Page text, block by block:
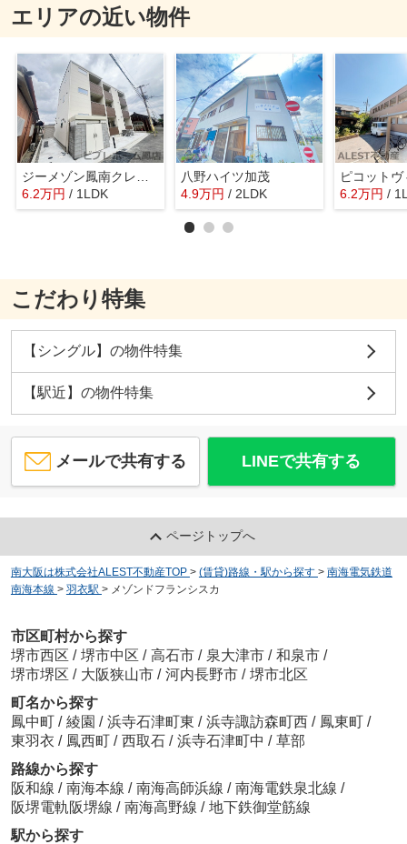
エリアの近い物件
ジーメゾン鳳南クレール
6.2万円 / 1LDK
八野ハイツ加茂
4.9万円 / 2LDK
ピコット
6.2万円 /
こだわり特集
【シングル】の物件特集
【駅近】の物件特集
メールで共有する LINEで共有する
ページトップへ
南大阪は株式会社ALEST不動産TOP > (賃貸)路線・駅から探す > 南海電気鉄道
南海本線 > 羽衣駅 > メゾンドフランシスカ
市区町村から探す
堺市西区 / 堺市中区 / 高石市 / 泉大津市 / 和泉市 /
堺市堺区 / 大阪狭山市 / 河内長野市 / 堺市北区
町名から探す
鳳中町 / 綾園 / 浜寺石津町東 / 浜寺諏訪森町西 / 鳳東町 /
東羽衣 / 鳳西町 / 西取石 / 浜寺石津町中 / 草部
路線から探す
阪和線 / 南海本線 / 南海高師浜線 / 南海電鉄泉北線 /
阪堺電軌阪堺線 / 南海高野線 / 地下鉄御堂筋線
駅から探す